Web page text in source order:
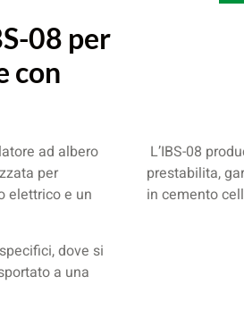
08 per
con
ad albero
per
elettrico e un
dove si
a una
L’IBS-08
prestabilita,
in cemento